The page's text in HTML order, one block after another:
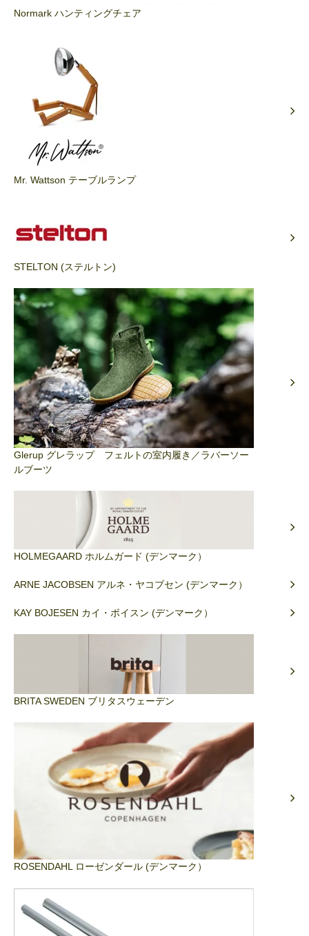
Normark ハンティングチェア
Mr. Wattson テーブルランプ
STELTON (ステルトン)
Glerup グレラップ フェルトの室内履き／ラバーソー
ルブーツ
HOLMEGAARD ホルムガード (デンマーク）
ARNE JACOBSEN アルネ・ヤコブセン (デンマーク）
KAY BOJESEN カイ・ボイスン (デンマーク）
BRITA SWEDEN ブリタスウェーデン
ROSENDAHL ローゼンダール (デンマーク）